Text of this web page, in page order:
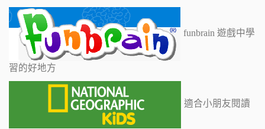
funbrain 遊戲中學
習的好地方
適合小朋友閱讀